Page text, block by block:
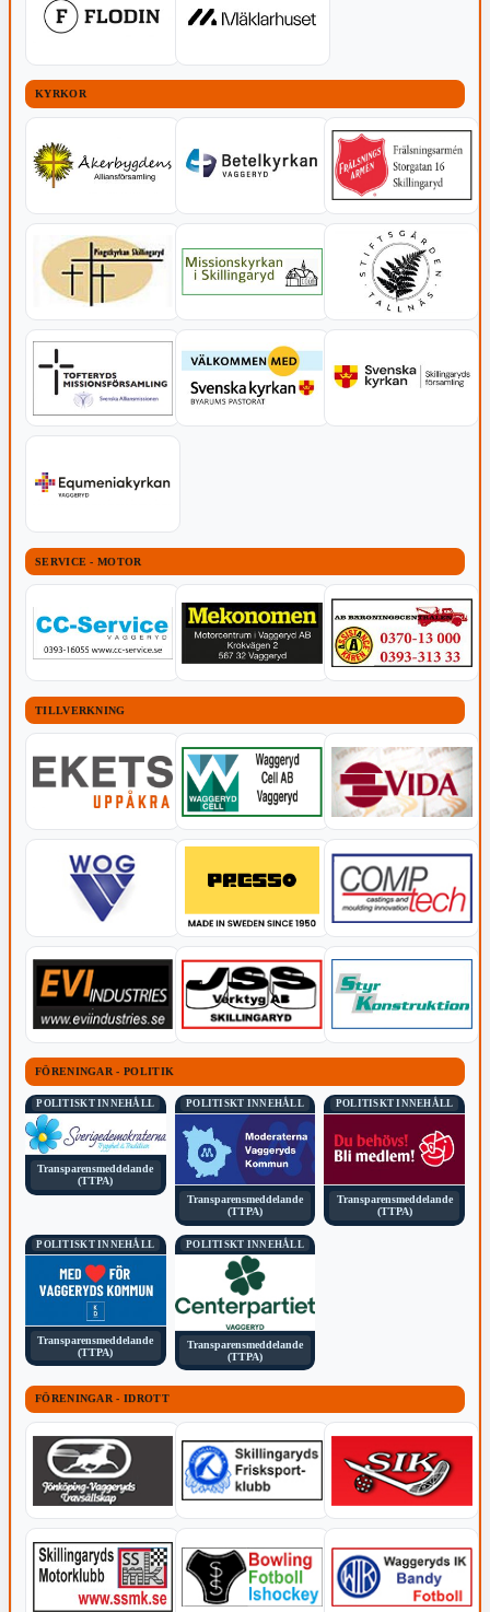
KYRKOR
SERVICE - MOTOR
TILLVERKNING
FÖRENINGAR - POLITIK
POLITISKT INNEHÅLL
Transparensmeddelande
(TTPA)
POLITISKT INNEHÅLL
Transparensmeddelande
(TTPA)
POLITISKT INNEHÅLL
Transparensmeddelande
(TTPA)
POLITISKT INNEHÅLL
Transparensmeddelande
(TTPA)
POLITISKT INNEHÅLL
Transparensmeddelande
(TTPA)
FÖRENINGAR - IDROTT